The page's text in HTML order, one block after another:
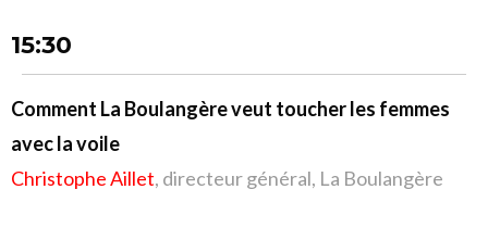
15:30
Comment La Boulangère veut toucher les femmes
avec la voile
Christophe Aillet, directeur général, La Boulangère